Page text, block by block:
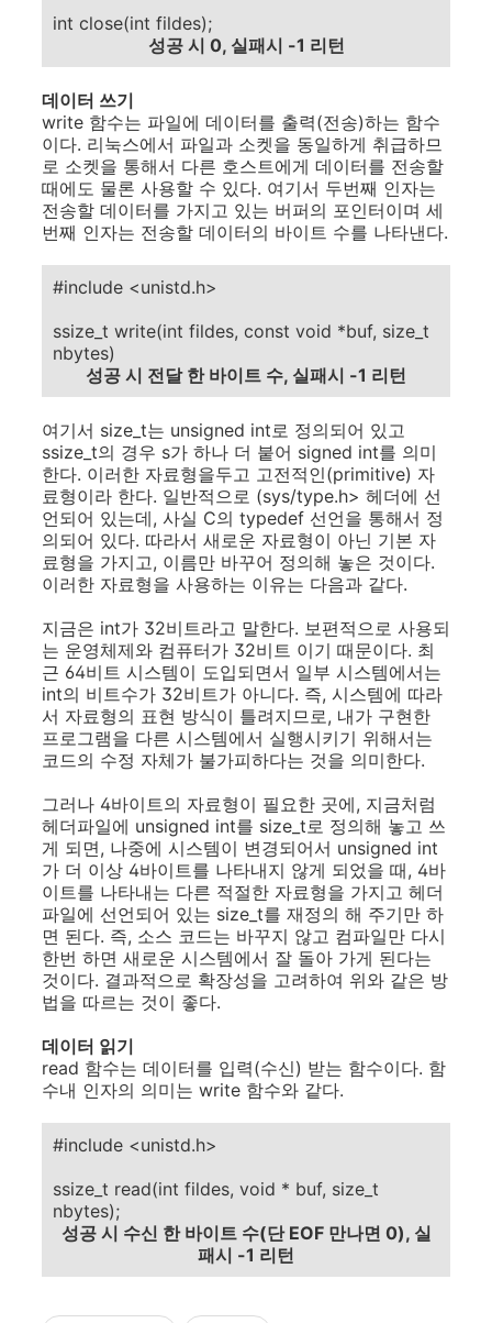
int close(int fildes);
성공 시 0, 실패시 -1 리턴
데이터 쓰기
write 함수는 파일에 데이터를 출력(전송)하는 함수
이다. 리눅스에서 파일과 소켓을 동일하게 취급하므
로 소켓을 통해서 다른 호스트에게 데이터를 전송할
때에도 물론 사용할 수 있다. 여기서 두번째 인자는
전송할 데이터를 가지고 있는 버퍼의 포인터이며 세
번째 인자는 전송할 데이터의 바이트 수를 나타낸다.
#include <unistd.h>
ssize_t write(int fildes, const void *buf, size_t
nbytes)
성공 시 전달 한 바이트 수, 실패시 -1 리턴
여기서 size_t는 unsigned int로 정의되어 있고
ssize_t의 경우 s가 하나 더 붙어 signed int를 의미
한다. 이러한 자료형을두고 고전적인(primitive) 자
료형이라 한다. 일반적으로 (sys/type.h> 헤더에 선
언되어 있는데, 사실 C의 typedef 선언을 통해서 정
의되어 있다. 따라서 새로운 자료형이 아닌 기본 자
료형을 가지고, 이름만 바꾸어 정의해 놓은 것이다.
이러한 자료형을 사용하는 이유는 다음과 같다.
지금은 int가 32비트라고 말한다. 보편적으로 사용되
는 운영체제와 컴퓨터가 32비트 이기 때문이다. 최
근 64비트 시스템이 도입되면서 일부 시스템에서는
int의 비트수가 32비트가 아니다. 즉, 시스템에 따라
서 자료형의 표현 방식이 틀려지므로, 내가 구현한
프로그램을 다른 시스템에서 실행시키기 위해서는
코드의 수정 자체가 불가피하다는 것을 의미한다.
그러나 4바이트의 자료형이 필요한 곳에, 지금처럼
헤더파일에 unsigned int를 size_t로 정의해 놓고 쓰
게 되면, 나중에 시스템이 변경되어서 unsigned int
가 더 이상 4바이트를 나타내지 않게 되었을 때, 4바
이트를 나타내는 다른 적절한 자료형을 가지고 헤더
파일에 선언되어 있는 size_t를 재정의 해 주기만 하
면 된다. 즉, 소스 코드는 바꾸지 않고 컴파일만 다시
한번 하면 새로운 시스템에서 잘 돌아 가게 된다는
것이다. 결과적으로 확장성을 고려하여 위와 같은 방
법을 따르는 것이 좋다.
데이터 읽기
read 함수는 데이터를 입력(수신) 받는 함수이다. 함
수내 인자의 의미는 write 함수와 같다.
#include <unistd.h>
ssize_t read(int fildes, void * buf, size_t
nbytes);
성공 시 수신 한 바이트 수(단 EOF 만나면 0), 실
패시 -1 리턴